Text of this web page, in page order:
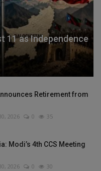
11 as Independence
Retirement from
2026 0 35
Modi’s 4th CCS Meeting
2026 0 30